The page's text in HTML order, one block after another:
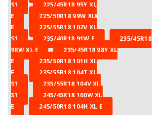
S1
225/45R18 95Y XL
E
225/50R18 99W XL
E
225/55R18 102V XL
S1
235/40R18 91W E
235/45R18
98W XL E
235/45R18 98Y XL
E
235/50R18 101H XL
E
235/55R18 104T XL
S1
235/55R18 104V XL
S1
245/45R18 100W XL
E
245/50R18 104H XL E